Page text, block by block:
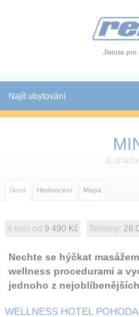
Jistota pro
Najít ubytování
Autobusové zájezdy
Atrakce
(
Úvod Hodnocení Mapa
4 noci od 9 490 Kč Termíny:
Nechte se hýčkat
wellness procedurami a
jednoho z
WELLNESS HOTEL POHODA